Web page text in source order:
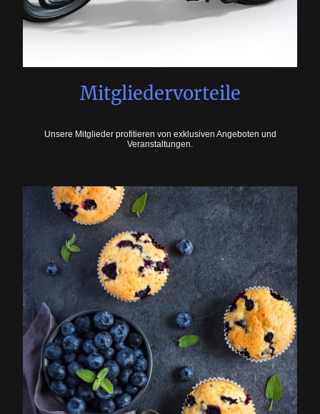
Mitgliedervorteile
Unsere Mitglieder profitieren von exklusiven Angeboten und
Veranstaltungen.